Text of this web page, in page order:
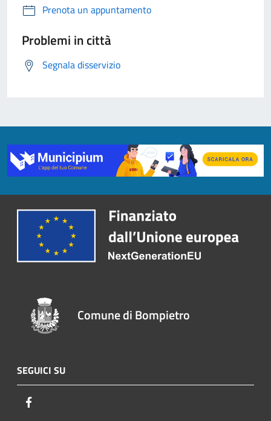
Prenota un appuntamento
Problemi in città
Segnala disservizio
Comune di Bompietro
SEGUICI SU